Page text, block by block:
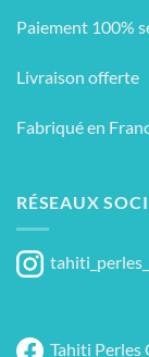
Paiement 100%
Livraison offerte
Fabriqué en
RÉSEAUX
Tahiti Perles